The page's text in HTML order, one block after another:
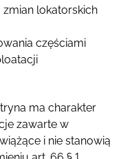
lokatorskich
częściami
ma charakter
zawarte w
i nie stanowią